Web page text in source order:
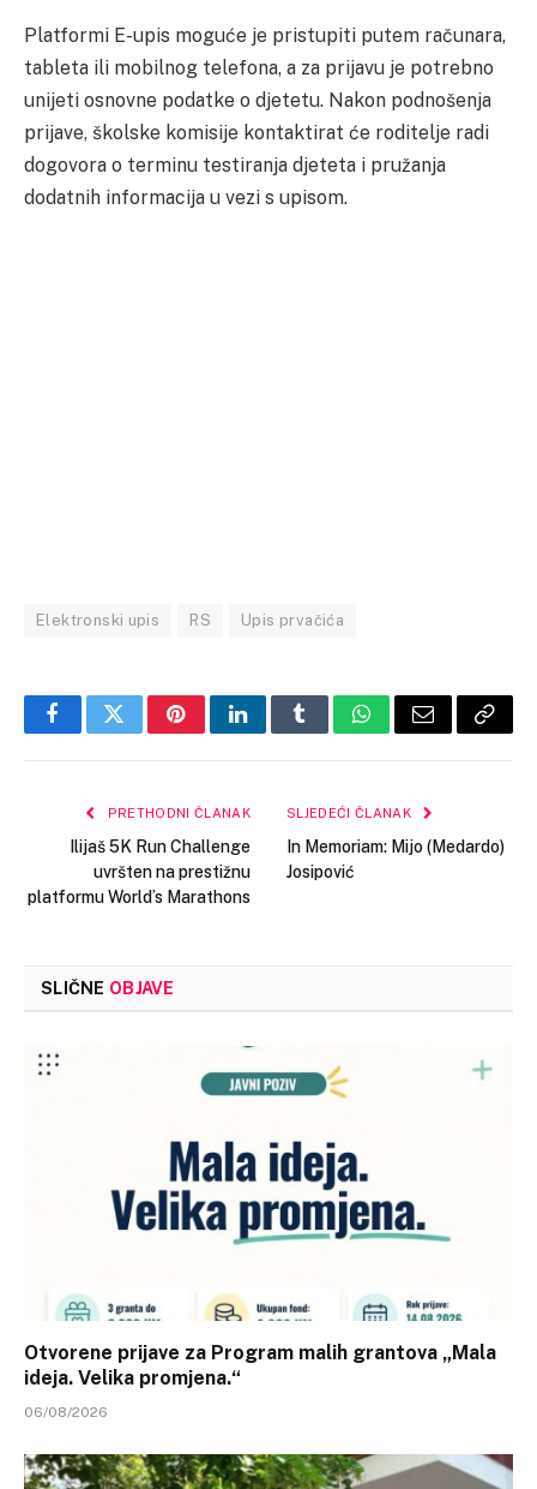
Platformi E-upis moguće je pristupiti putem računara,
tableta ili mobilnog telefona, a za prijavu je potrebno
unijeti osnovne podatke o djetetu. Nakon podnošenja
prijave, školske komisije kontaktirat će roditelje radi
dogovora o terminu testiranja djeteta i pružanja
dodatnih informacija u vezi s upisom.
Elektronski upis RS Upis prvačića
FacebookTwitterPinterestLinkedInTumblrWhatsApp
Email Copy
PRETHODNI ČLANAK
Ilijaš 5K Run Challenge
uvršten na prestižnu
platformu World’s Marathons
SLJEDEĆI ČLANAK
In Memoriam: Mijo (Medardo)
Josipović
SLIČNE OBJAVE
Otvorene prijave za Program malih grantova „Mala
ideja. Velika promjena.“
06/08/2026